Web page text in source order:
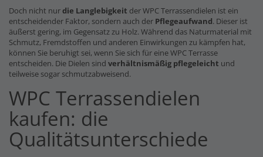
Doch nicht nurdie Langlebigkeit der WPC Terrassendielen ist ein
entscheidender Faktor, sondern auch der Pflegeaufwand. Dieser ist
äußerst gering, im Gegensatz zu Holz. Während das Naturmaterial mit
Schmutz, Fremdstoffen und anderen Einwirkungen zu kämpfen hat,
können Sie beruhigt sei, wenn Sie sich für eine WPC Terrasse
entscheiden. Die Dielen sind verhältnismäßig pflegeleicht und
teilweise sogar schmutzabweisend.
WPC Terrassendielen
kaufen: die
Qualitätsunterschiede